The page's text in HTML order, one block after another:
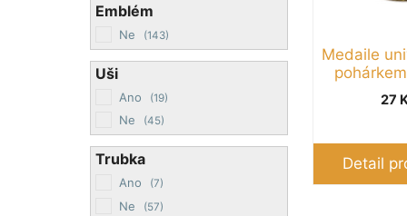
Medaile
27
Detail
Emblém
Ne (143)
Uši
Ano (19)
Ne (45)
Trubka
Ano (7)
Ne (57)